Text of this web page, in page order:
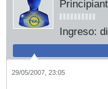
Ingreso:
29/05/2007, 23:05